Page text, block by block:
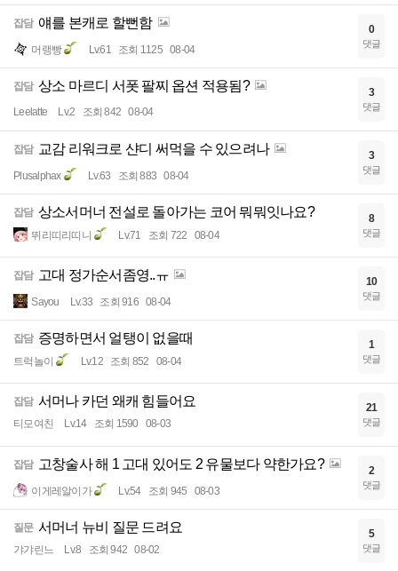
잡담 얘를 본캐로 할뻔함
머랭빵 Lv.61 조회 1125 08-04
0
댓글
잡담 상소 마르디 서폿 팔찌 옵션 적용됨?
Leelatte Lv.2 조회 842 08-04
3
댓글
잡담 교감 리워크로 샨디 써먹을 수 있으려나
Plusalphax Lv.63 조회 883 08-04
3
댓글
잡담 상소서머너 전설로 돌아가는 코어 뭐뭐잇나요?
뛰리띠리띠니 Lv.71 조회 722 08-04
8
댓글
잡담 고대 정가순서좀영..ㅠ
Sayou Lv.33 조회 916 08-04
10
댓글
잡담 증명하면서 얼탱이 없을때
트럭놀이 Lv.12 조회 852 08-04
1
댓글
잡담 서머나 카던 왜캐 힘들어요
티모여친 Lv.14 조회 1590 08-03
21
댓글
잡담 고창술사 해 1 고대 있어도 2 유물보다 약한가요?
이게레알이가 Lv.54 조회 945 08-03
2
댓글
질문 서머너 뉴비 질문 드려요
갸갸린느 Lv.8 조회 942 08-02
5
댓글